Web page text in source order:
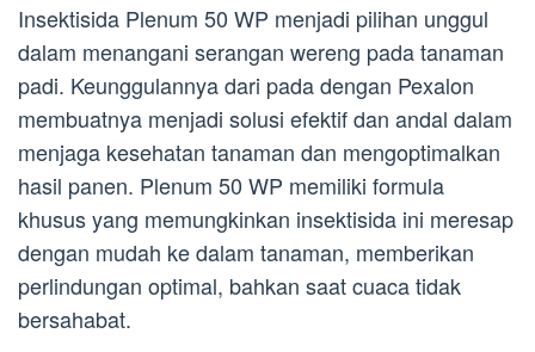
Insektisida Plenum 50 WP menjadi pilihan unggul
dalam menangani serangan wereng pada tanaman
padi. Keunggulannya dari pada dengan Pexalon
membuatnya menjadi solusi efektif dan andal dalam
menjaga kesehatan tanaman dan mengoptimalkan
hasil panen. Plenum 50 WP memiliki formula
khusus yang memungkinkan insektisida ini meresap
dengan mudah ke dalam tanaman, memberikan
perlindungan optimal, bahkan saat cuaca tidak
bersahabat.